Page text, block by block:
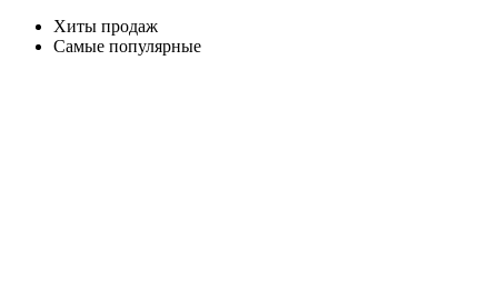
Хиты продаж
Самые популярные